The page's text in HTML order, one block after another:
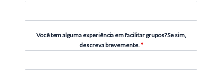
Você tem alguma experiência em facilitar grupos? Se sim,
descreva brevemente.*